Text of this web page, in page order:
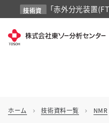
技術資
料
「赤外分光装置
掲載しました
ホーム chevron_right 技術資料一覧 chevron_right NMR